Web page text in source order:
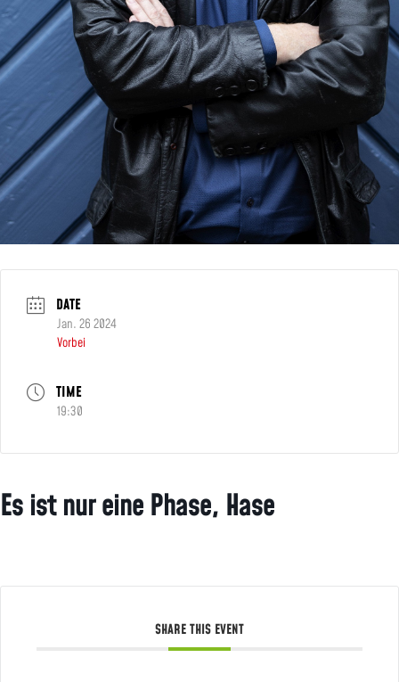
DATE
Jan. 26 2024
Vorbei
TIME
19:30
Es ist nur eine Phase, Hase
SHARE THIS EVENT